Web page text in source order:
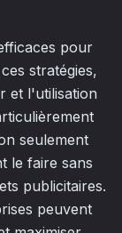
pour
stratégies,
et l'utilisation
seulement
le faire sans
publicitaires.
peuvent